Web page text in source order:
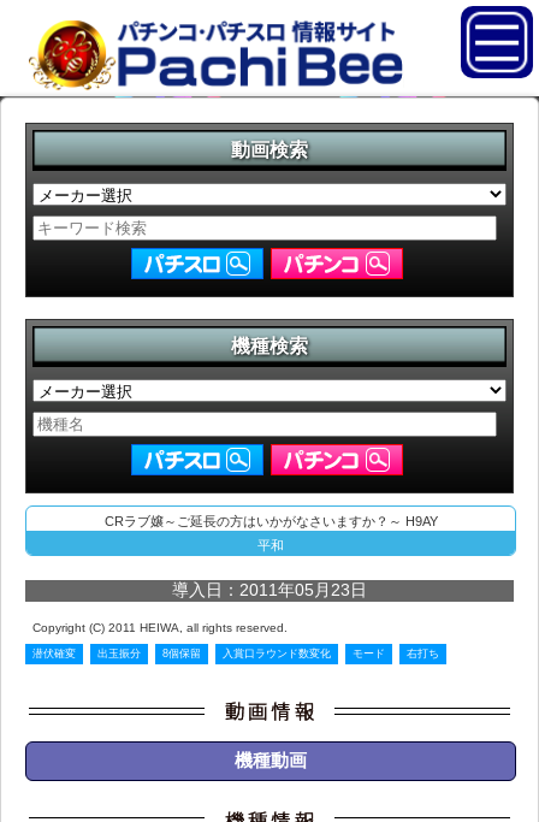
動画検索
機種検索
CRラブ嬢～ご延長の方はいかがなさいますか？～ H9AY
平和
導入日：2011年05月23日
Copyright (C) 2011 HEIWA, all rights reserved.
潜伏確変 出玉振分 8個保留 入賞口ラウンド数変化 モード 右打ち
機種動画